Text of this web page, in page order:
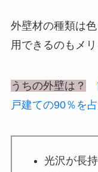
外壁材の種類は
用できるのもメリ
うちの外壁は？
戸建ての90％を
光沢が長